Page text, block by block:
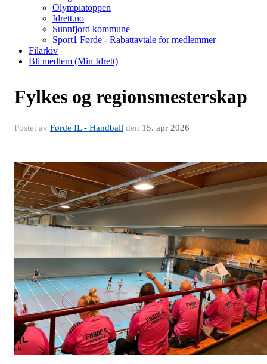
Olympiatoppen
Idrett.no
Sunnfjord kommune
Sport1 Førde - Rabattavtale for medlemmer
Filarkiv
Bli medlem (Min Idrett)
Fylkes og regionsmesterskap
Postet av Førde IL - Handball den 15. apr 2026